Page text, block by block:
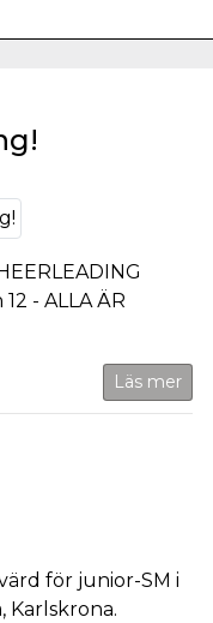
- ALLA ÄR
Läs mer
för junior-SM i
Karlskrona.